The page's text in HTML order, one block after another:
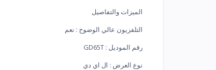
الميزات والتفاصيل
التلفزيون عالي الوضوح : نعم
رقم الموديل : GD65T
نوع العرض : ال اي دي